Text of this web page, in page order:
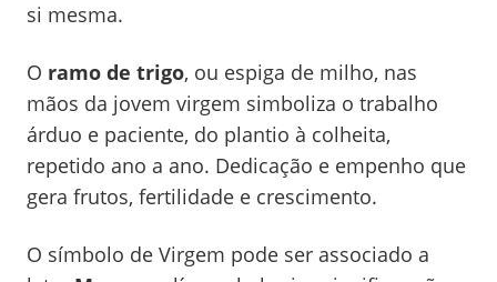
si mesma.
O ramo de trigo, ou espiga de milho, nas
mãos da jovem virgem simboliza o trabalho
árduo e paciente, do plantio à colheita,
repetido ano a ano. Dedicação e empenho que
gera frutos, fertilidade e crescimento.
O símbolo de Virgem pode ser associado a